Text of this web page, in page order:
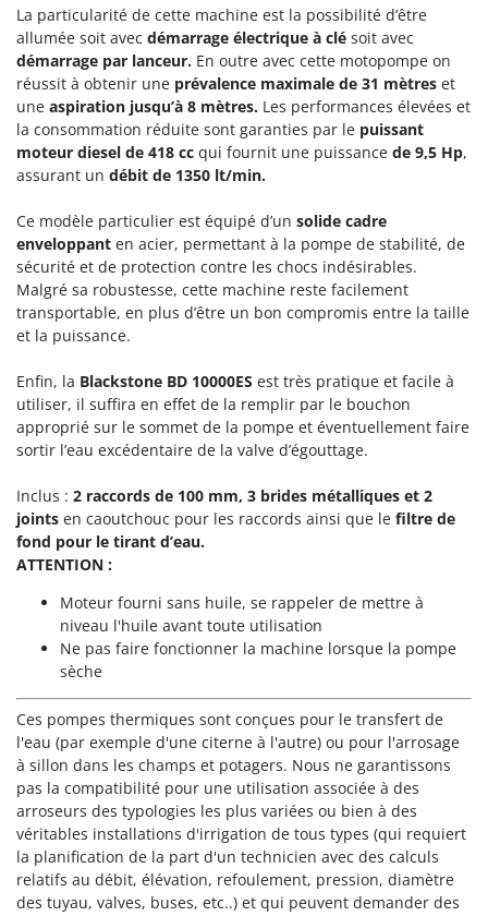
Motobineuses
Motoculteurs
Motofaucheuses
Motopompes pour irrigation
Moulins à céréales électriques
Moulins à farine
N
Nettoyeurs et Balais à vapeur
Nettoyeurs haute pression
Nettoyeurs tapis, moquettes et tapisseries
Pelles rétros pour tracteur
Perches Élagueuses
Piscines
Planteuses de pommes de terre pour tracteur
Plateaux de coupe pour tracteur
Plumeuses
Pompes d'irrigation à tracteur
Pompes de transfert
Pompes immergées électriques
Postes à souder
Poussoirs à saucisse
Presses à pellets
Pressoirs à fruits
Pressoirs à Raisin
FBC
Ferrari Group
Ferroni
Ferrua
FIAC
FIEM
Fimar
FINI
Fiorentini
Fiskars
Flymo
Fontana Forni
Forest Master
Francini
G
G3 Ferrari
Gardena
Garofalo
GeoTech
GeoTech Pro
Gierre
Ginko - MGM
Gipeco
Girmi
GRAEF
Gre
GreenBay
Greenworks
La particularité de cette machine est la possibilité d’être
allumée soit avec démarrage électrique à clé soit avec
démarrage par lanceur. En outre avec cette motopompe on
réussit à obtenir une prévalence maximale de 31 mètres et
une aspiration jusqu’à 8 mètres. Les performances élevées et
la consommation réduite sont garanties par le puissant
moteur diesel de 418 cc qui fournit une puissance de 9,5 Hp,
assurant un débit de 1350 lt/min.
Ce modèle particulier est équipé d’un solide cadre
enveloppant en acier, permettant à la pompe de stabilité, de
sécurité et de protection contre les chocs indésirables.
Malgré sa robustesse, cette machine reste facilement
transportable, en plus d’être un bon compromis entre la taille
et la puissance.
Enfin, la Blackstone BD 10000ES est très pratique et facile à
utiliser, il suffira en effet de la remplir par le bouchon
approprié sur le sommet de la pompe et éventuellement faire
sortir l’eau excédentaire de la valve d’égouttage.
Inclus : 2 raccords de 100 mm, 3 brides métalliques et 2
joints en caoutchouc pour les raccords ainsi que le filtre de
fond pour le tirant d’eau.
ATTENTION :
Moteur fourni sans huile, se rappeler de mettre à
niveau l'huile avant toute utilisation
Ne pas faire fonctionner la machine lorsque la pompe
sèche
Ces pompes thermiques sont conçues pour le transfert de
l'eau (par exemple d'une citerne à l'autre) ou pour l'arrosage
à sillon dans les champs et potagers. Nous ne garantissons
pas la compatibilité pour une utilisation associée à des
arroseurs des typologies les plus variées ou bien à des
véritables installations d'irrigation de tous types (qui requiert
la planification de la part d'un technicien avec des calculs
relatifs au débit, élévation, refoulement, pression, diamètre
des tuyau, valves, buses, etc..) et qui peuvent demander des